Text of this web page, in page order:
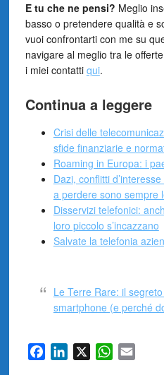
E tu che ne pensi? Meglio
basso o pretendere qualità e
vuoi confrontarti con me su
navigare al meglio tra le
i miei contatti qui.
Continua a leggere
Crisi delle
sfide finanziarie e
Roaming in Europa: i
Dazi, conflitti
a perdere sono sempre
Disservizi telefonici:
loro piccolo s’incazzano
Salvate la telefonia
Le Terre Rare: il
smartphone (e perché
FacebookLinkedIn WhatsApp